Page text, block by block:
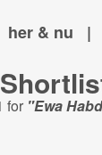
her & nu |
for "Ewa